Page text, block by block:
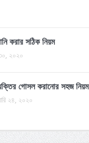
করার সঠিক নিয়ম
২০২০
গোসল করানোর সহজ নিয়ম
২৪, ২০২০